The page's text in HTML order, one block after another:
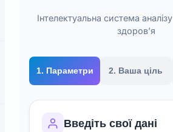
Інтелектуальна система
здоров’я
1. Параметри 2. Ваша ціль
Введіть свої дані